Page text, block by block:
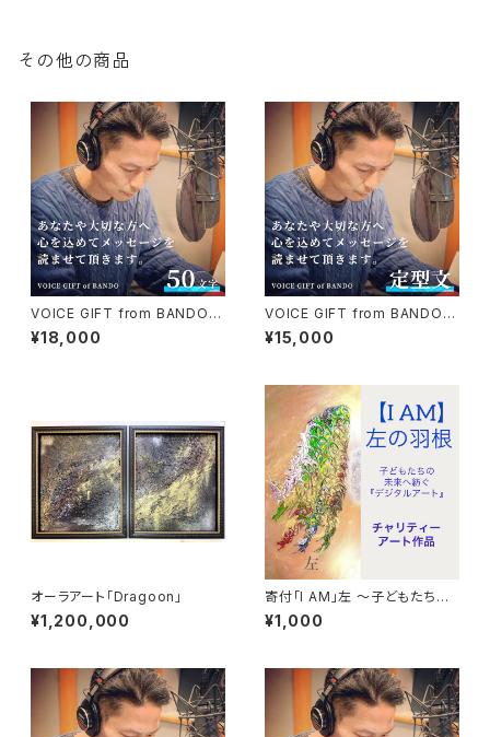
その他の商品
VOICE GIFT from BANDO
大切なあの人に声のギフト（50
文字以下編）
¥18,000
VOICE GIFT from BANDO
大切なあの人に声のギフト（定
型文編）
¥15,000
オーラアート「Dragoon」
¥1,200,000
寄付「I AM」左 〜子どもたちの
未来へ紡ぐ「デジタル・オーラア
ート」
¥1,000